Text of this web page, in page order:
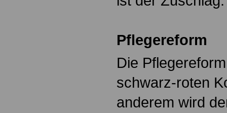
Pflegereform
Die
schwarz-roten
anderem wird